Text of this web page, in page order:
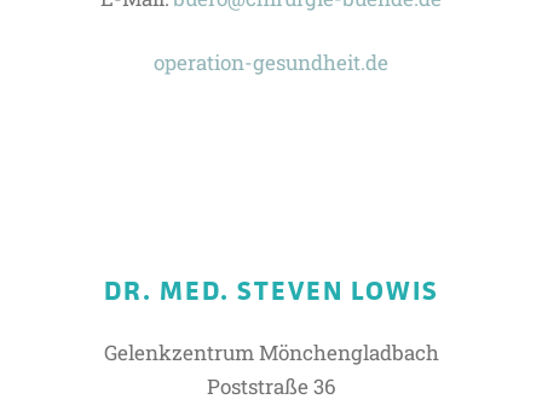
operation-gesundheit.de
DR. MED. STEVEN LOWIS
Gelenkzentrum Mönchengladbach
Poststraße 36